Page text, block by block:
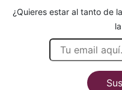
¿Quieres estar al tanto de